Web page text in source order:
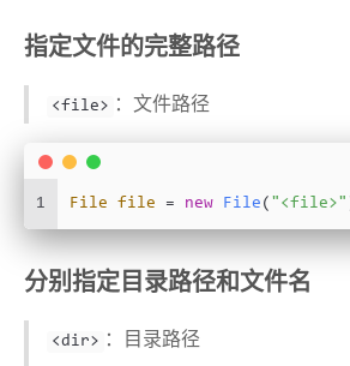
指定文件的完整路径
<file> ：文件路径
1 File file = new File ( "<file>"
分别指定目录路径和文件名
<dir> ：目录路径